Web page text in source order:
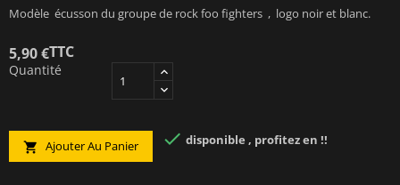
Modèle écusson du groupe de rock foo fighters , logo noir et blanc.
5,90 €TTC
Quantité
 Ajouter Au Panier  disponible , profitez en !!